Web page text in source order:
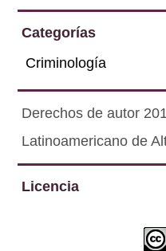
Categorías
Criminología
Derechos de autor
Latinoamericano de
Licencia